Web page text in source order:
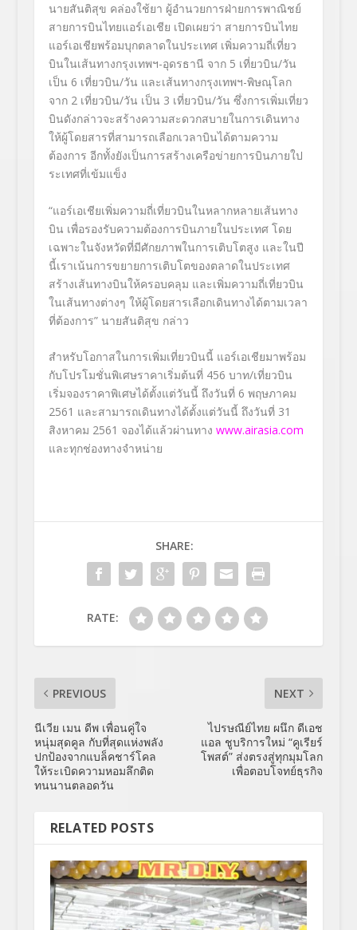
นายสันติสุข คล่องใช้ยา ผู้อำนวยการฝ่ายการพาณิชย์
สายการบินไทยแอร์เอเชีย เปิดเผยว่า สายการบินไทย
แอร์เอเชียพร้อมบุกตลาดในประเทศ เพิ่มความถี่เที่ยว
บินในเส้นทางกรุงเทพฯ-อุดรธานี จาก 5 เที่ยวบิน/วัน
เป็น 6 เที่ยวบิน/วัน และเส้นทางกรุงเทพฯ-พิษณุโลก
จาก 2 เที่ยวบิน/วัน เป็น 3 เที่ยวบิน/วัน ซึ่งการเพิ่มเที่ยว
บินดังกล่าวจะสร้างความสะดวกสบายในการเดินทาง
ให้ผู้โดยสารที่สามารถเลือกเวลาบินได้ตามความ
ต้องการ อีกทั้งยังเป็นการสร้างเครือข่ายการบินภายใป
ระเทศที่เข้มแข็ง
“แอร์เอเชียเพิ่มความถี่เที่ยวบินในหลากหลายเส้นทาง
บิน เพื่อรองรับความต้องการบินภายในประเทศ โดย
เฉพาะในจังหวัดที่มีศักยภาพในการเติบโตสูง และในปี
นี้เราเน้นการขยายการเติบโตของตลาดในประเทศ
สร้างเส้นทางบินให้ครอบคลุม และเพิ่มความถี่เที่ยวบิน
ในเส้นทางต่างๆ ให้ผู้โดยสารเลือกเดินทางได้ตามเวลา
ที่ต้องการ” นายสันติสุข กล่าว
สำหรับโอกาสในการเพิ่มเที่ยวบินนี้ แอร์เอเชียมาพร้อม
กับโปรโมชั่นพิเศษราคาเริ่มต้นที่ 456 บาท/เที่ยวบิน
เริ่มจองราคาพิเศษได้ตั้งแต่วันนี้ ถึงวันที่ 6 พฤษภาคม
2561 และสามารถเดินทางได้ตั้งแต่วันนี้ ถึงวันที่ 31
สิงหาคม 2561 จองได้แล้วผ่านทาง www.airasia.com
และทุกช่องทางจำหน่าย
SHARE:
RATE:
PREVIOUS
นีเวีย เมน ดีพ เพื่อนคู่ใจ
หนุ่มสุดคูล กับที่สุดแห่งพลัง
ปกป้องจากแบล็คชาร์โคล
ให้ระเบิดความหอมลึกติด
ทนนานตลอดวัน
NEXT
ไปรษณีย์ไทย ผนึก ดีเอช
แอล ชูบริการใหม่ “คูเรียร์
โพสต์” ส่งตรงสู่ทุกมุมโลก
เพื่อตอบโจทย์ธุรกิจ
RELATED POSTS